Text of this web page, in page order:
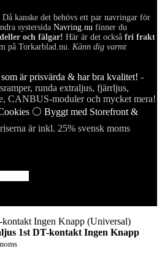
kanske det behövs ett par navringar för
systersida Navring.nu finner du
och fälgar! Här är det också fri frakt
på Torkarblad.nu. Känn dig varmt
är prisvärda & har bra kvalitet! -
runda extraljus, fjärrljus,
CANBUS-moduler och mycket mera!
⚪ Byggt med Storefront &
är inkl. 25% svensk moms
1st DT-kontakt Ingen Knapp